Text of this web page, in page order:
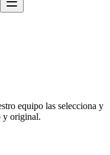
equipo las selecciona y
y original.